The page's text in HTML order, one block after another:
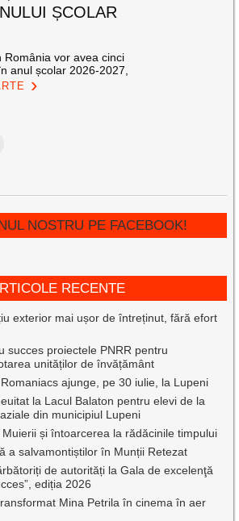
ȘCOLAR
România vor avea cinci
anul școlar 2026-2027,
NOSTRU PE FACEBOOK!
RECENTE
exterior mai ușor de întreținut, fără efort
succes proiectele PNRR pentru
unităților de învățământ
ajunge, pe 30 iulie, la Lupeni
la Lacul Balaton pentru elevi de la
din municipiul Lupeni
și întoarcerea la rădăcinile timpului
a salvamontiștilor în Munții Retezat
de autorități la Gala de excelenţă
ediția 2026
Mina Petrila în cinema în aer